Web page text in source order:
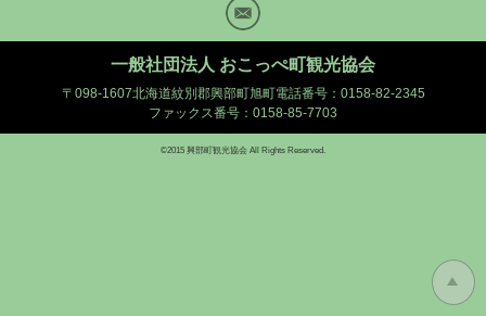
Mail
一般社団法人 おこっぺ町観光協会
〒098-1607北海道紋別郡興部町旭町電話番号：0158-82-2345
ファックス番号：0158-85-7703
©2015 興部町観光協会 All Rights Reserved.